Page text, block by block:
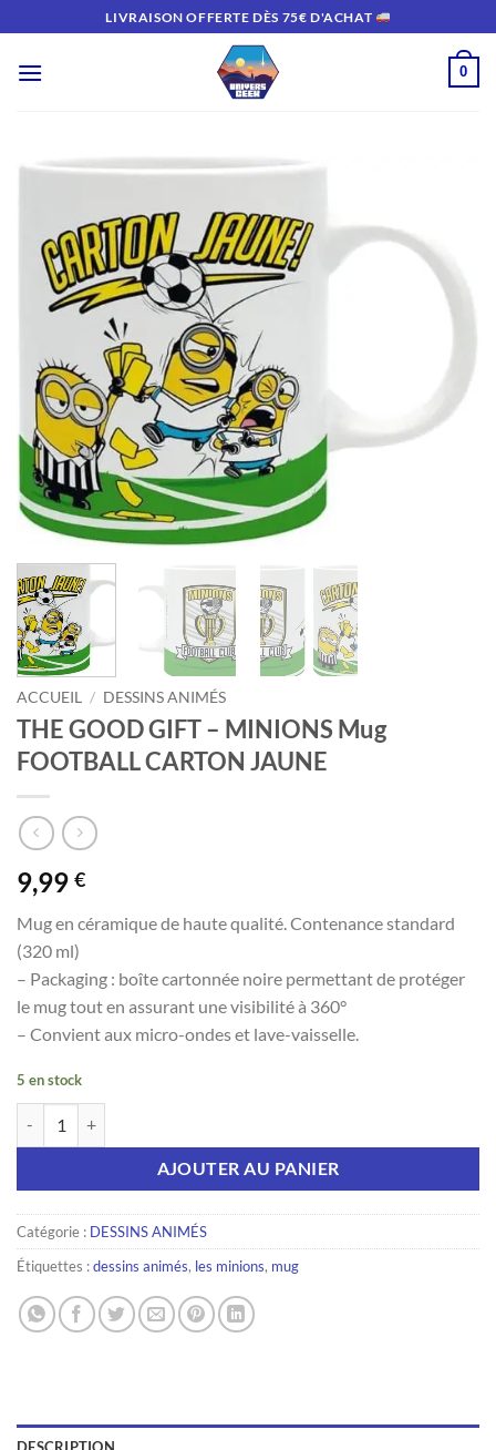
au
contenu
LIVRAISON OFFERTE DÈS 75€ D'ACHAT
0
ACCUEIL / DESSINS ANIMÉS
THE GOOD GIFT – MINIONS Mug
FOOTBALL CARTON JAUNE
9,99 €
Mug en céramique de haute qualité. Contenance standard
(320 ml)
– Packaging : boîte cartonnée noire permettant de protéger
le mug tout en assurant une visibilité à 360°
– Convient aux micro-ondes et lave-vaisselle.
5 en stock
AJOUTER AU PANIER
Catégorie : DESSINS ANIMÉS
Étiquettes :dessins animés, les minions, mug